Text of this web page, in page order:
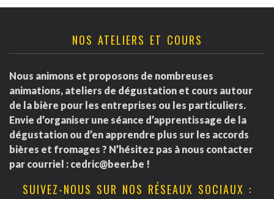
NOS ATELIERS ET COURS
Nous animons et proposons de nombreuses
animations, ateliers de dégustation et cours autour
de la bière pour les entreprises ou les particuliers.
Envie d’organiser une séance d’apprentissage de la
dégustation ou d’en apprendre plus sur les accords
bières et fromages ? N’hésitez pas à nous contacter
par courriel : cedric@beer.be !
SUIVEZ-NOUS SUR NOS RÉSEAUX SOCIAUX :